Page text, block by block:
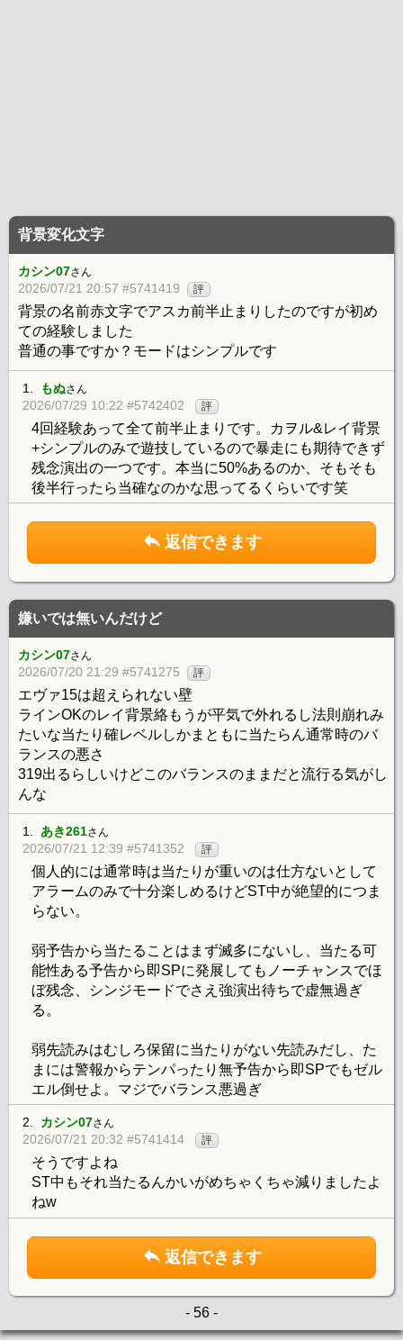
背景変化文字
カシン07さん
2026/07/21 20:57 #5741419 評
背景の名前赤文字でアスカ前半止まりしたのですが初め
ての経験しました
普通の事ですか？モードはシンプルです
1. もぬさん
2026/07/29 10:22 #5742402 評
4回経験あって全て前半止まりです。カヲル&レイ背景
+シンプルのみで遊技しているので暴走にも期待できず
残念演出の一つです。本当に50%あるのか、そもそも
後半行ったら当確なのかな思ってるくらいです笑
返信できます
嫌いでは無いんだけど
カシン07さん
2026/07/20 21:29 #5741275 評
エヴァ15は超えられない壁
ラインOKのレイ背景絡もうが平気で外れるし法則崩れみ
たいな当たり確レベルしかまともに当たらん通常時のバ
ランスの悪さ
319出るらしいけどこのバランスのままだと流行る気がし
んな
1. あき261さん
2026/07/21 12:39 #5741352 評
個人的には通常時は当たりが重いのは仕方ないとして
アラームのみで十分楽しめるけどST中が絶望的につま
らない。
弱予告から当たることはまず滅多にないし、当たる可
能性ある予告から即SPに発展してもノーチャンスでほ
ぼ残念、シンジモードでさえ強演出待ちで虚無過ぎ
る。
弱先読みはむしろ保留に当たりがない先読みだし、た
まには警報からテンパったり無予告から即SPでもゼル
エル倒せよ。マジでバランス悪過ぎ
2. カシン07さん
2026/07/21 20:32 #5741414 評
そうですよね
ST中もそれ当たるんかいがめちゃくちゃ減りましたよ
ねw
返信できます
- 56 -